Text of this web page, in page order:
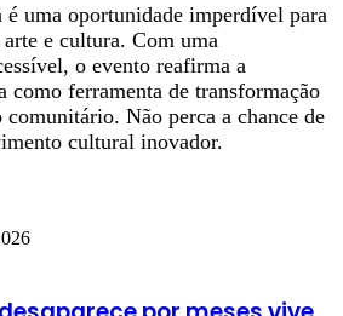
uma oportunidade imperdível para
e cultura. Com uma
o evento reafirma a
como ferramenta de transformação
Não perca a chance de
cultural inovador.